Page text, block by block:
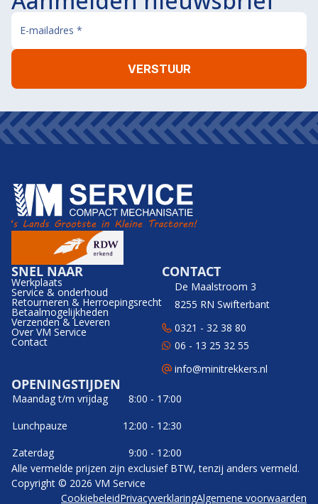
SNEL NAAR
Werkplaats
Service & onderhoud
Retourneren & Herroepingsrecht
Betaalmogelijkheden
Verzenden & Leveren
Over VM Service
Contact
CONTACT
De Maalstroom 3
8255 RN Swifterbant
0321 - 32 38 80
06 - 13 25 32 55
info@minitrekkers.nl
OPENINGSTIJDEN
Maandag t/m vrijdag
8:00 - 17:00
Lunchpauze
12:00 - 12:30
Zaterdag
9:00 - 12:00
Alle vermelde prijzen zijn exclusief BTW, tenzij anders vermeld.
Copyright © 2026 VM Service
CookiebeleidPrivacyverklaringAlgemene voorwaarden